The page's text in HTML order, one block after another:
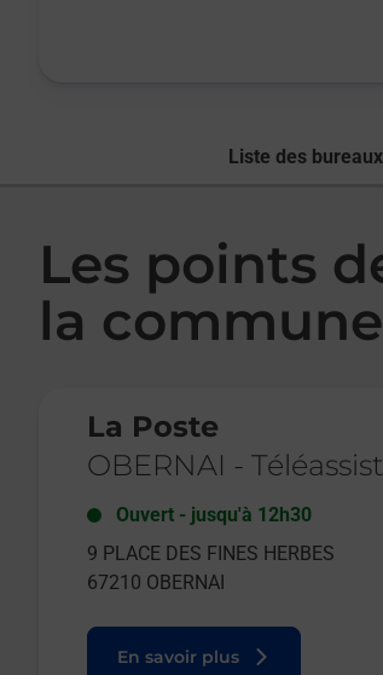
Liste des
Les points
la
La Poste
OBERNAI -
Ouvert - jusqu'à 12h30
9 PLACE DES FINES HERBES
67210 OBERNAI
En savoir plus